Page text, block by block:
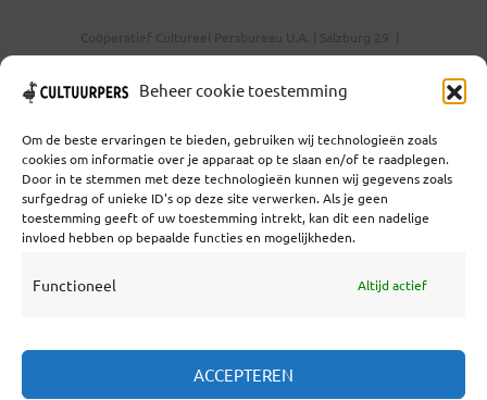
Beheer cookie toestemming
Om de beste ervaringen te bieden, gebruiken wij technologieën zoals
cookies om informatie over je apparaat op te slaan en/of te raadplegen.
Door in te stemmen met deze technologieën kunnen wij gegevens zoals
surfgedrag of unieke ID's op deze site verwerken. Als je geen
toestemming geeft of uw toestemming intrekt, kan dit een nadelige
invloed hebben op bepaalde functies en mogelijkheden.
Functioneel Altijd actief
ACCEPTEREN
3524KS Utrecht | KvK: 55573592 |Btw:
NL851769731B01 | Bank: NL92 TRIO 0254 7521 01
Samenwerken
Statuten
Redactiestatuut